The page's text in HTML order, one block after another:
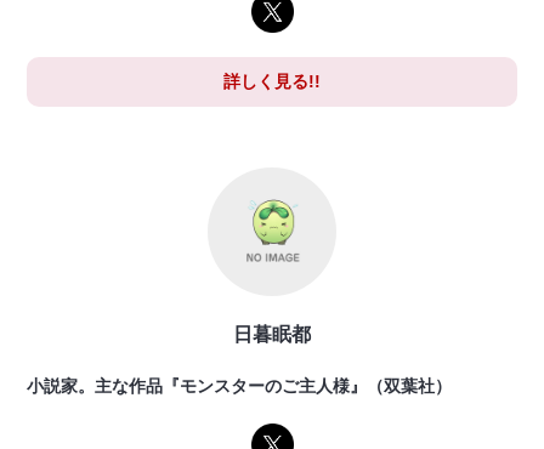
詳しく見る!!
日暮眠都
小説家。主な作品『モンスターのご主人様』（双葉社）